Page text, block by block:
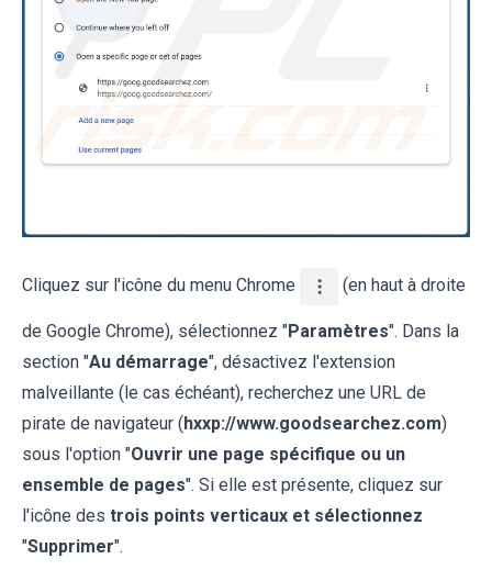
Cliquez sur l'icône du menu Chrome (en haut à droite
de Google Chrome), sélectionnez "Paramètres". Dans la
section "Au démarrage", désactivez l'extension
malveillante (le cas échéant), recherchez une URL de
pirate de navigateur (hxxp://www.goodsearchez.com)
sous l'option "Ouvrir une page spécifique ou un
ensemble de pages". Si elle est présente, cliquez sur
l'icône des trois points verticaux et sélectionnez
"Supprimer".